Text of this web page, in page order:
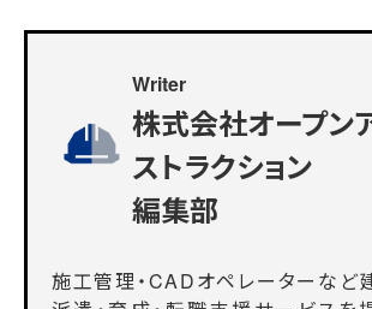
Writer
株式会社オープン
ストラクション
編集部
施工管理・CADオペレーターなど